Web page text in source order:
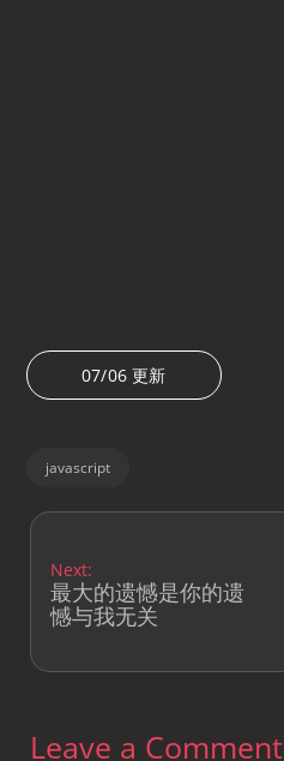
07/06 更新
javascript
Next:
最大的遗憾是你的遗
憾与我无关
Leave a Comment